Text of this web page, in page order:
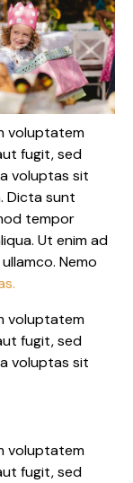
voluptatem
fugit, sed
voluptas sit
Dicta sunt
tempor
Ut enim ad
Nemo
voluptatem
fugit, sed
voluptas sit
voluptatem
fugit, sed